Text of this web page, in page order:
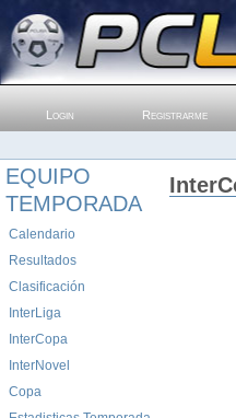
Login Registrarme
EQUIPO
TEMPORADA
Calendario
Resultados
Clasificación
InterLiga
InterCopa
InterNovel
Copa